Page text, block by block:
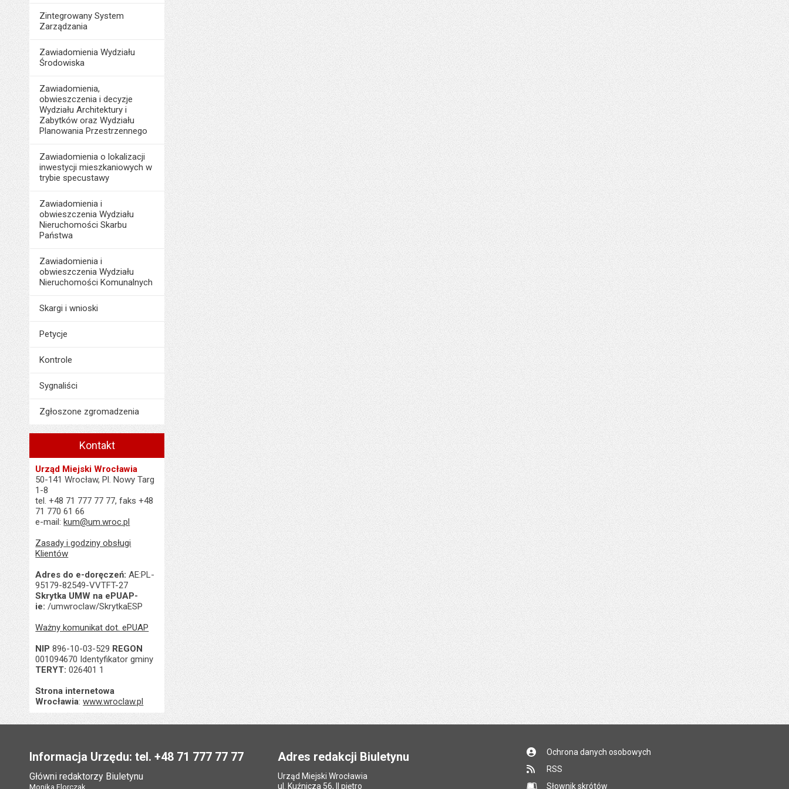
Zintegrowany System
Zarządzania
Zawiadomienia Wydziału
Środowiska
Zawiadomienia,
obwieszczenia i decyzje
Wydziału Architektury i
Zabytków oraz Wydziału
Planowania Przestrzennego
Zawiadomienia o lokalizacji
inwestycji mieszkaniowych w
trybie specustawy
Zawiadomienia i
obwieszczenia Wydziału
Nieruchomości Skarbu
Państwa
Zawiadomienia i
obwieszczenia Wydziału
Nieruchomości Komunalnych
Skargi i wnioski
Petycje
Kontrole
Sygnaliści
Zgłoszone zgromadzenia
Kontakt
Urząd Miejski Wrocławia
50-141 Wrocław, Pl. Nowy Targ
1-8
tel. +48 71 777 77 77, faks +48
71 770 61 66
e-mail:kum@um.wroc.pl
Zasady i godziny obsługi
Klientów
Adres do e-doręczeń: AE:PL-
95179-82549-VVTFT-27
Skrytka UMW na ePUAP-
ie: /umwroclaw/SkrytkaESP
Ważny komunikat dot. ePUAP
NIP 896-10-03-529 REGON
001094670 Identyfikator gminy
TERYT: 026401 1
Strona internetowa
Wrocławia:www.wroclaw.pl
Informacja Urzędu: tel. +48 71 777 77 77
Główni redaktorzy Biuletynu
Monika Florczak
Adres redakcji Biuletynu
Urząd Miejski Wrocławia
ul. Kuźnicza 56, II piętro
Ochrona danych osobowych
RSS
Słownik skrótów